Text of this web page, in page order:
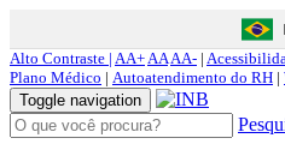
Alto Contraste | AA+AAAA- |
Plano Médico | Autoatendimento do RH |
Toggle navigation